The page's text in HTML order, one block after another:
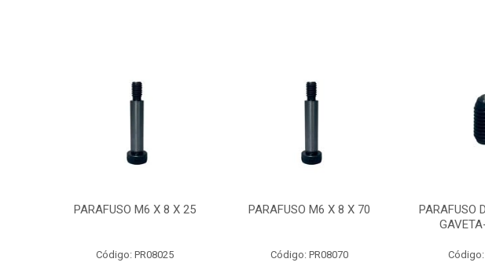
PARAFUSO M6 X 8 X 25
Código: PR08025
PARAFUSO M6 X 8 X 70
Código: PR08070
PARAFUSO
Código: